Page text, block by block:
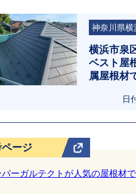
神奈川県横
横浜市泉
ベスト屋
属屋根材
日
ージ
パーガルテクトが人気の屋根材